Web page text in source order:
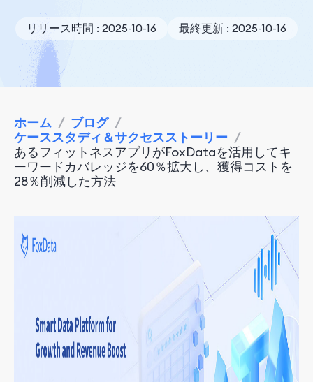
リリース時間 : 2025-10-16 最終更新 : 2025-10-16
ホーム / ブログ /
ケーススタディ＆サクセスストーリー /
あるフィットネスアプリがFoxDataを活用してキ
ーワードカバレッジを60％拡大し、獲得コストを
28％削減した方法